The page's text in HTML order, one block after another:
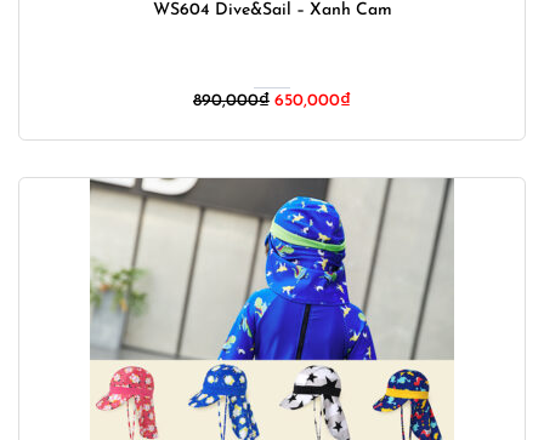
WS604 Dive&Sail – Xanh Cam
890,000₫ Giá
890,000₫.
650,000₫Giá
là:
650,000₫.